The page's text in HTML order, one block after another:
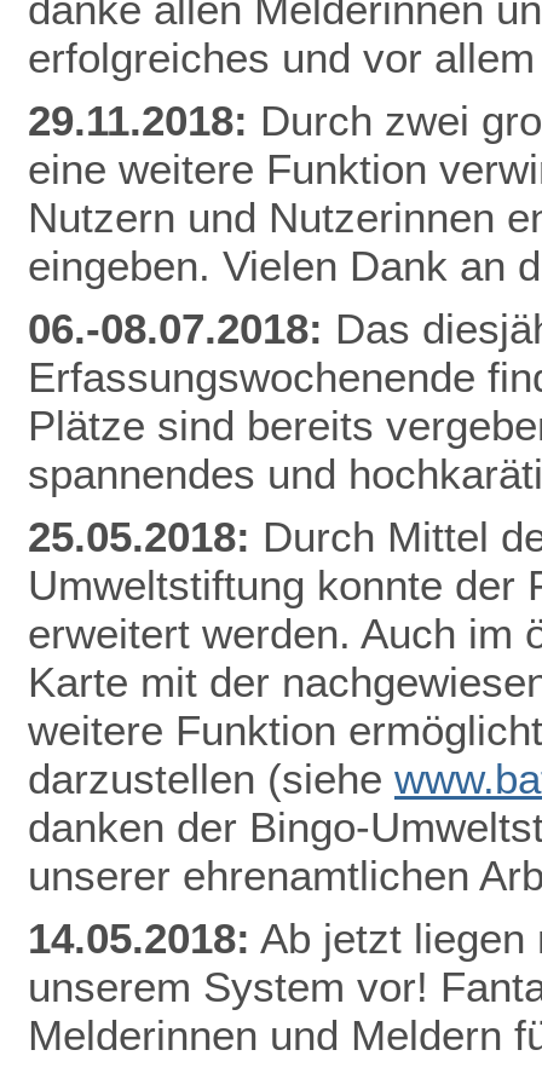
erfolgreiches und vor
29.11.2018: Durch zwei
eine weitere Funktion
Nutzern und Nutzerinnen
eingeben. Vielen Dank an
06.-08.07.2018: Das
Erfassungswochenende
Plätze sind bereits
spannendes und
25.05.2018: Durch Mittel
Umweltstiftung konnte der
erweitert werden. Auch im
Karte mit der
weitere Funktion
darzustellen (siehe
danken der Bingo-
unserer ehrenamtlichen
14.05.2018: Ab jetzt liegen
unserem System vor!
Melderinnen und Meldern